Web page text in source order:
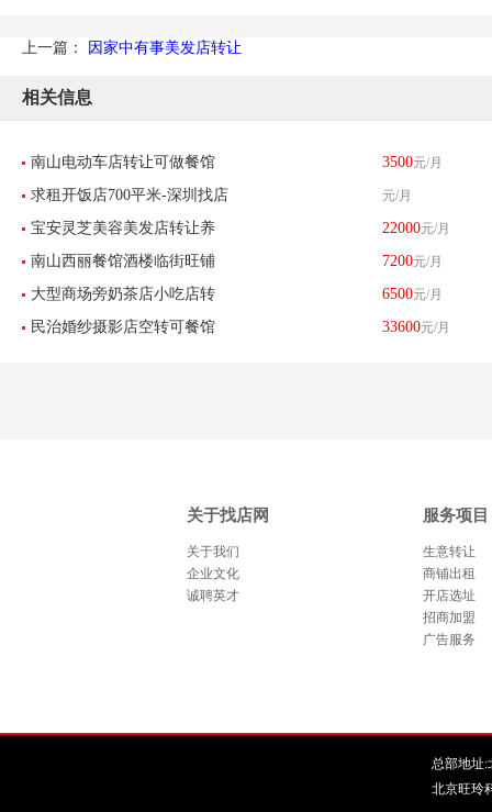
上一篇： 因家中有事美发店转让
相关信息
南山电动车店转让可做餐馆
小吃足疗美容美发服装店
3500元/月
求租开饭店700平米-深圳找店
网
元/月
宝安灵芝美容美发店转让养
生店低价转让-已转让
22000元/月
南山西丽餐馆酒楼临街旺铺
转让
7200元/月
大型商场旁奶茶店小吃店转
让-已转让
6500元/月
民治婚纱摄影店空转可餐馆 33600元/月
关于找店网
关于我们
企业文化
诚聘英才
服务项目
生意转让
商铺出租
开店选址
招商加盟
广告服务
总部地址:
北京旺玲